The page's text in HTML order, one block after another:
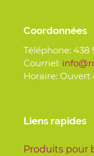
Coordonnées
Téléphone: 438
Courriel:
Horaire: Ouvert
Liens rapides
Produits pour